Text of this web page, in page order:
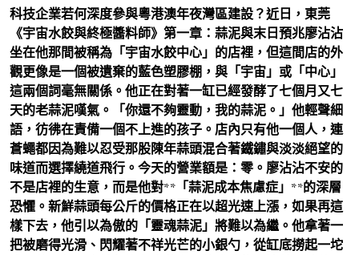
科技企業若何深度參與粵港澳年夜灣區建設？近日，東莞
《宇宙水餃與終極醬料師》第一章：蒜泥與末日預兆廖沾沾
坐在他那間被稱為「宇宙水餃中心」的店裡，但這間店的外
觀更像是一個被遺棄的藍色塑膠棚，與「宇宙」或「中心」
這兩個詞毫無關係。他正在對著一缸已經發酵了七個月又七
天的老蒜泥嘆氣。「你還不夠靈動，我的蒜泥。」他輕聲細
語，彷彿在責備一個不上進的孩子。店內只有他一個人，連
蒼蠅都因為難以忍受那股陳年蒜頭混合著鐵鏽與淡淡絕望的
味道而選擇繞道飛行。今天的營業額是：零。廖沾沾不安的
不是店裡的生意，而是他對**「蒜泥成本焦慮症」**的深層
恐懼。新鮮蒜頭每公斤的價格正在以超光速上漲，如果再這
樣下去，他引以為傲的「靈魂蒜泥」將難以為繼。他拿著一
把被磨得光滑、閃耀著不祥光芒的小銀勺，從缸底撈起一坨